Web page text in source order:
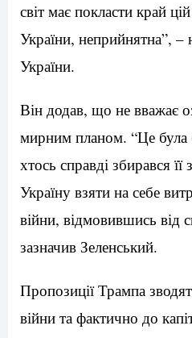
світ має покласти край
України, неприйнятна”, –
України.
Він додав, що не вважає
мирним планом. “Це була
хтось справді збирався
Україну взяти на себе
війни, відмовившись від
зазначив Зеленський.
Пропозиції Трампа
війни та фактично до